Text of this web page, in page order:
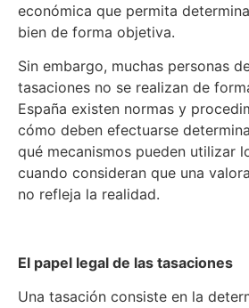
económica que permita
bien de forma objetiva.
Sin embargo, muchas personas
tasaciones no se realizan de
España existen normas y
cómo deben efectuarse
qué mecanismos pueden utilizar
cuando consideran que una
no refleja la realidad.
El papel legal de las tasaciones
Una tasación consiste en la